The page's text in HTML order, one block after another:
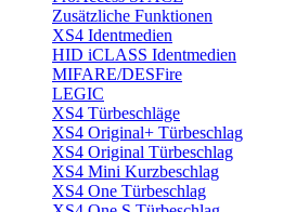
Zusätzliche Funktionen
XS4 Identmedien
HID iCLASS Identmedien
MIFARE/DESFire
LEGIC
XS4 Türbeschläge
XS4 Original+ Türbeschlag
XS4 Original Türbeschlag
XS4 Mini Kurzbeschlag
XS4 One Türbeschlag